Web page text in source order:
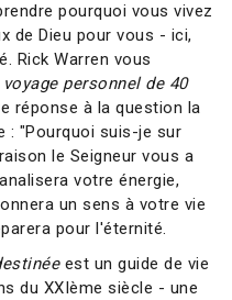
pourquoi vous vivez
de Dieu pour vous - ici,
Rick Warren vous
voyage personnel de 40
réponse à la question la
: "Pourquoi suis-je sur
le Seigneur vous a
votre énergie,
un sens à votre vie
pour l'éternité.
est un guide de vie
du XXIème siècle - une